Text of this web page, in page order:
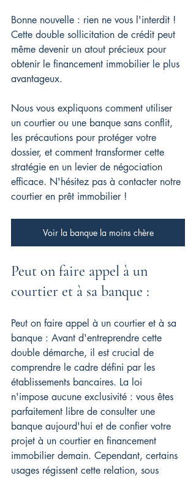
Bonne nouvelle : rien ne vous l'interdit !
Cette double sollicitation de crédit peut
même devenir un atout précieux pour
obtenir le financement immobilier le plus
avantageux.
Nous vous expliquons comment utiliser
un courtier ou une banque sans conflit,
les précautions pour protéger votre
dossier, et comment transformer cette
stratégie en un levier de négociation
efficace. N'hésitez pas à contacter notre
courtier en prêt immobilier !
Voir la banque la moins chère
Peut on faire appel à un
courtier et à sa banque :
Peut on faire appel à un courtier et à sa
banque : Avant d'entreprendre cette
double démarche, il est crucial de
comprendre le cadre défini par les
établissements bancaires. La loi
n'impose aucune exclusivité : vous êtes
parfaitement libre de consulter une
banque aujourd'hui et de confier votre
projet à un courtier en financement
immobilier demain. Cependant, certains
usages régissent cette relation, sous